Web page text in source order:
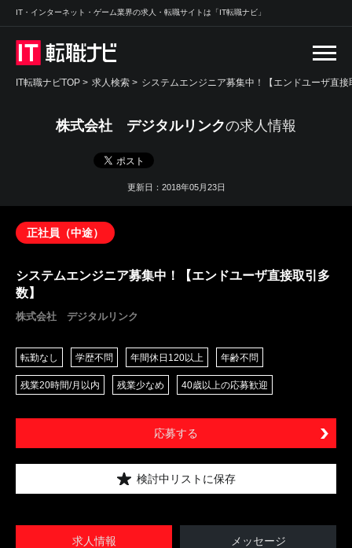
IT・インターネット・ゲーム業界の求人・転職サイトは「IT転職ナビ」
IT転職ナビTOP > 求人検索 > システムエンジニア募集中！【エンドユーザ直
株式会社 デジタルリンクの求人情報
更新日：2018年05月23日
正社員（中途）
システムエンジニア募集中！【エンドユーザ直接取引多
数】
株式会社 デジタルリンク
転勤なし 学歴不問 年間休日120以上 年齢不問
残業20時間/月以内 残業少なめ 40歳以上の応募歓迎
応募する
検討中リストに保存
求人情報 メッセージ